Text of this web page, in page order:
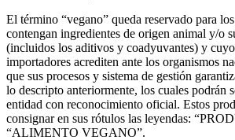
El término “vegano” queda reservado para
contengan ingredientes de origen animal y/o
(incluidos los aditivos y coadyuvantes) y
importadores acrediten ante los organismos
que sus procesos y sistema de gestión
lo descripto anteriormente, los cuales podrán
entidad con reconocimiento oficial. Estos
consignar en sus rótulos las leyendas:
“ALIMENTO VEGANO”.